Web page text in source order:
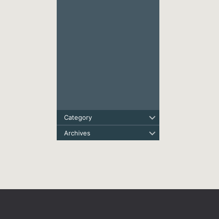
Category
Archives